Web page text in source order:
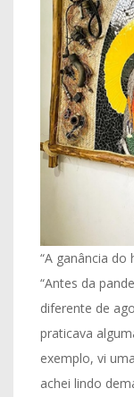
“A ganância do
“Antes da
diferente de
praticava
exemplo, vi
achei lindo